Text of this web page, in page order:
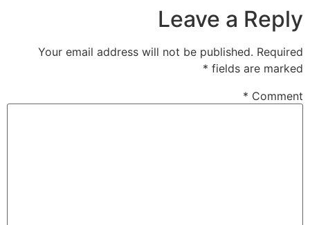
Leave a Reply
Your email address will not be published. Required
fields are marked
*
Comment
*